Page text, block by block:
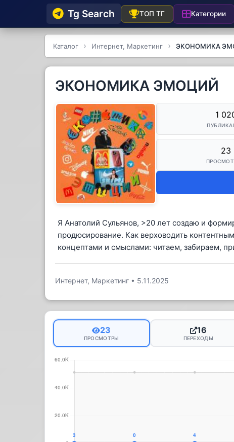
Tg Searсh ТОП ТГ Категории
Каталог Интернет, Маркетинг ЭКОНОМИКА
ЭКОНОМИКА ЭМОЦИЙ
1
23
Я Анатолий Сульянов, >20 лет создаю и
продюсирование. Как верховодить
концептами и смыслами: читаем, забираем,
Интернет, Маркетинг • 5.11.2025
23
ПРОСМОТРЫ
16
ПЕРЕХОДЫ